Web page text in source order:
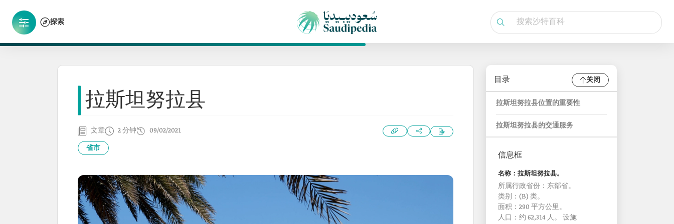
探索
拉斯坦努拉县
文章 2 分钟 09/02/2021
省市
目录 关闭
拉斯坦努拉县位置的重要性
拉斯坦努拉县的交通服务
信息框
名称：拉斯坦努拉县。
所属行政省份：东部省。
类别：(B) 类。
面积：290 平方公里。
人口：约 62,314 人。 设施